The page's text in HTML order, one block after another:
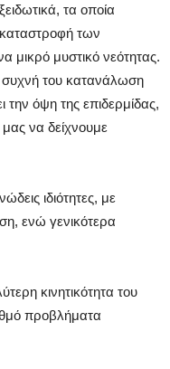
τα οποία
των
μικρό μυστικό νεότητας.
συχνή του κατανάλωση
την όψη της επιδερμίδας,
να δείχνουμε
ιδιότητες, με
ενώ γενικότερα
κινητικότητα του
προβλήματα